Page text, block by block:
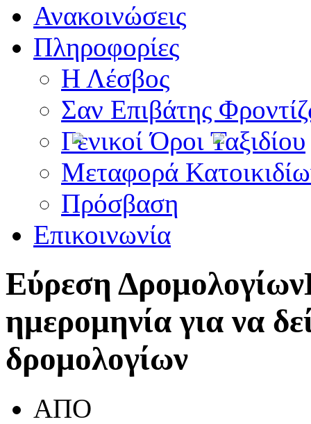
Ανακοινώσεις
Πληροφορίες
Η Λέσβος
Σαν Επιβάτης
Γενικοί Όροι Ταξιδίου
Μεταφορά
Πρόσβαση
Επικοινωνία
Εύρεση Δρομολογίων
ημερομηνία για να
δρομολογίων
ΑΠΟ